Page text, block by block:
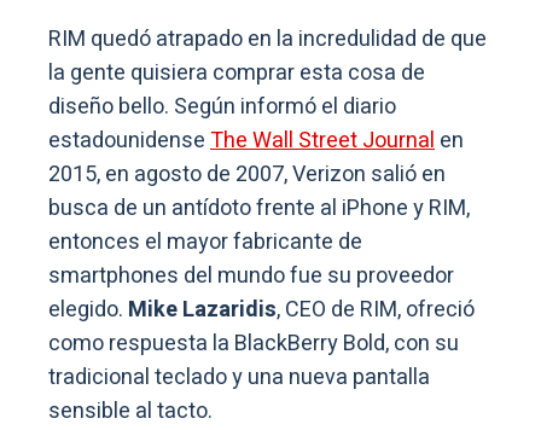
RIM quedó atrapado en la incredulidad de que
la gente quisiera comprar esta cosa de
diseño bello. Según informó el diario
estadounidenseThe Wall Street Journalen
2015, en agosto de 2007, Verizon salió en
busca de un antídoto frente al iPhone y RIM,
entonces el mayor fabricante de
smartphones del mundo fue su proveedor
elegido. Mike Lazaridis, CEO de RIM, ofreció
como respuesta la BlackBerry Bold, con su
tradicional teclado y una nueva pantalla
sensible al tacto.